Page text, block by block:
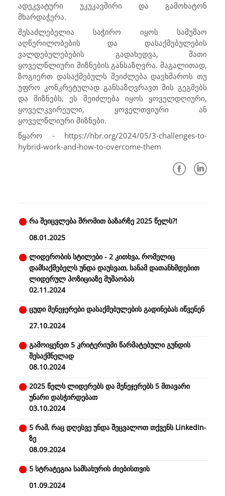
ადეკვატური უკუკავშირი და გამოხატონ
მხარდაჭერა.
შესაძლებელია საჭირო იყოს სამუშაო
აღწერილობების და დასაქმებულების
ვალდებულებების გადახედვა, მათი
ყოველწლიური მიზნების განსაზღვრა. მაგალითად,
ზოგიერთ დასაქმებულს შეიძლება დაეხმაროს თუ
უფრო კონკრეტულად განსაზღვრავთ მის გეგმებს
და მიზნებს, ეს შეიძლება იყოს ყოველდღიური,
ყოველკვირეული, ყოველთვიური ან
ყოველწლიური მიზნები.
წყარო - https://hbr.org/2024/05/3-challenges-to-
hybrid-work-and-how-to-overcome-them
რა შეიცვლება შრომით ბაზარზე 2025 წელს?!
08.01.2025
ლიდერობის სტილები - 2 კითხვა, რომელიც
დამსაქმებელს უნდა დაუსვათ, სანამ დათანხმდებით
ლიდერულ პოზიციაზე მუშაობას
02.11.2024
ცუდი მენეჯერები დასაქმებულების გადინებას იწვენენ
27.10.2024
გამოიყენეთ 5 კრიტერიუმი წარმატებული გუნდის
შესაქმნელად
08.10.2024
2025 წელს ლიდერებს და მენეჯერებს 5 მთავარი
უნარი დასჭირდებათ
03.10.2024
5 რამ, რაც დღესვე უნდა შეცვალოთ თქვენს LinkedIn-
ზე
08.09.2024
5 სტრატეგია სამსახურის ძიებისთვის
01.09.2024